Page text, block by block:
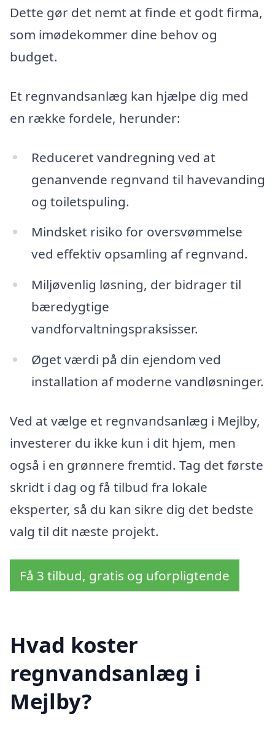
Dette gør det nemt at finde et godt firma,
som imødekommer dine behov og
budget.
Et regnvandsanlæg kan hjælpe dig med
en række fordele, herunder:
Reduceret vandregning ved at
genanvende regnvand til havevanding
og toiletspuling.
Mindsket risiko for oversvømmelse
ved effektiv opsamling af regnvand.
Miljøvenlig løsning, der bidrager til
bæredygtige
vandforvaltningspraksisser.
Øget værdi på din ejendom ved
installation af moderne vandløsninger.
Ved at vælge et regnvandsanlæg i Mejlby,
investerer du ikke kun i dit hjem, men
også i en grønnere fremtid. Tag det første
skridt i dag og få tilbud fra lokale
eksperter, så du kan sikre dig det bedste
valg til dit næste projekt.
Få 3 tilbud, gratis og uforpligtende
Hvad koster
regnvandsanlæg i
Mejlby?